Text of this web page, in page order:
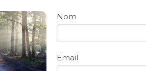
Nom
Email